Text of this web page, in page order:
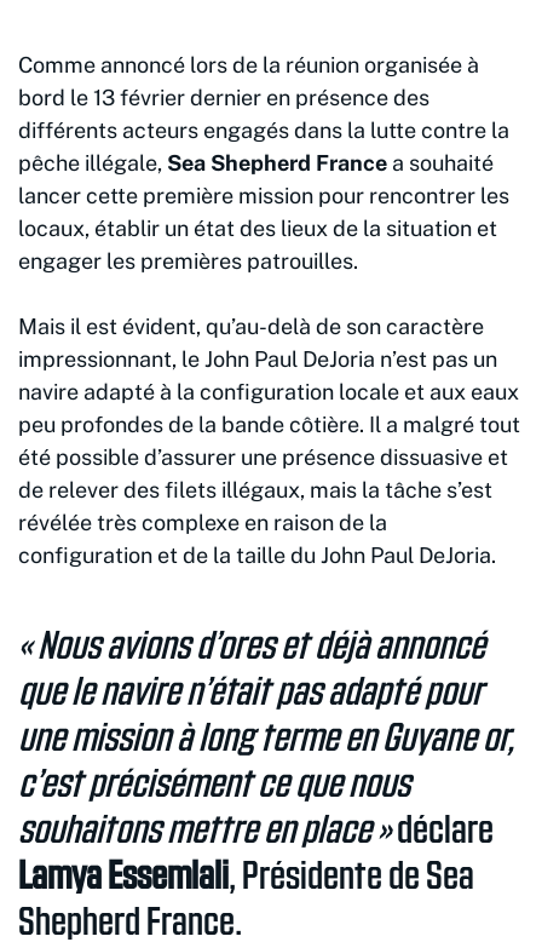
Comme annoncé lors de la réunion organisée à
bord le 13 février dernier en présence des
différents acteurs engagés dans la lutte contre la
pêche illégale, Sea Shepherd France a souhaité
lancer cette première mission pour rencontrer les
locaux, établir un état des lieux de la situation et
engager les premières patrouilles.
Mais il est évident, qu’au-delà de son caractère
impressionnant, le John Paul DeJoria n’est pas un
navire adapté à la configuration locale et aux eaux
peu profondes de la bande côtière. Il a malgré tout
été possible d’assurer une présence dissuasive et
de relever des filets illégaux, mais la tâche s’est
révélée très complexe en raison de la
configuration et de la taille du John Paul DeJoria.
« Nous avions d’ores et déjà annoncé
que le navire n’était pas adapté pour
une mission à long terme en Guyane or,
c’est précisément ce que nous
souhaitons mettre en place »déclare
Lamya Essemlali, Présidente de Sea
Shepherd France.